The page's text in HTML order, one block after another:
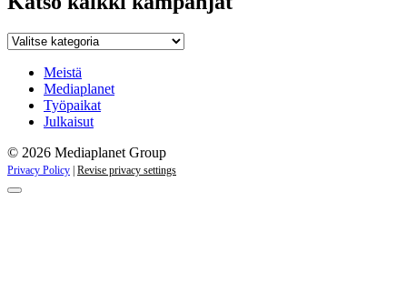
Katso
kampanjat
Meistä
Mediaplanet
Työpaikat
Julkaisut
© 2026 Mediaplanet Group
Privacy Policy | Revise privacy settings